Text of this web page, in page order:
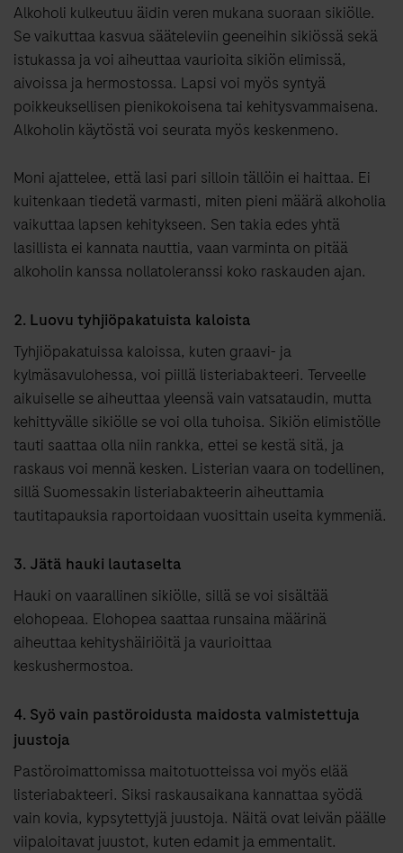
Alkoholi kulkeutuu äidin veren mukana suoraan sikiölle.
Se vaikuttaa kasvua sääteleviin geeneihin sikiössä sekä
istukassa ja voi aiheuttaa vaurioita sikiön elimissä,
aivoissa ja hermostossa. Lapsi voi myös syntyä
poikkeuksellisen pienikokoisena tai kehitysvammaisena.
Alkoholin käytöstä voi seurata myös keskenmeno.
Moni ajattelee, että lasi pari silloin tällöin ei haittaa. Ei
kuitenkaan tiedetä varmasti, miten pieni määrä alkoholia
vaikuttaa lapsen kehitykseen. Sen takia edes yhtä
lasillista ei kannata nauttia, vaan varminta on pitää
alkoholin kanssa nollatoleranssi koko raskauden ajan.
2. Luovu tyhjiöpakatuista kaloista
Tyhjiöpakatuissa kaloissa, kuten graavi- ja
kylmäsavulohessa, voi piillä listeriabakteeri. Terveelle
aikuiselle se aiheuttaa yleensä vain vatsataudin, mutta
kehittyvälle sikiölle se voi olla tuhoisa. Sikiön elimistölle
tauti saattaa olla niin rankka, ettei se kestä sitä, ja
raskaus voi mennä kesken. Listerian vaara on todellinen,
sillä Suomessakin listeriabakteerin aiheuttamia
tautitapauksia raportoidaan vuosittain useita kymmeniä.
3. Jätä hauki lautaselta
Hauki on vaarallinen sikiölle, sillä se voi sisältää
elohopeaa. Elohopea saattaa runsaina määrinä
aiheuttaa kehityshäiriöitä ja vaurioittaa
keskushermostoa.
4. Syö vain pastöroidusta maidosta valmistettuja
juustoja
Pastöroimattomissa maitotuotteissa voi myös elää
listeriabakteeri. Siksi raskausaikana kannattaa syödä
vain kovia, kypsytettyjä juustoja. Näitä ovat leivän päälle
viipaloitavat juustot, kuten edamit ja emmentalit.